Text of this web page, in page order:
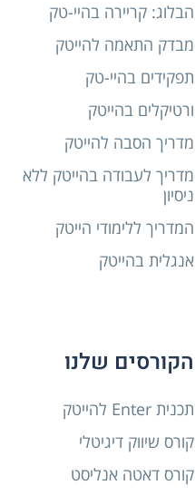
הבלוג: קריירה בהיי-טק
מבדק התאמה להייטק
תפקידים בהיי-טק
ורטיקלים בהייטק
מדריך הסבה להייטק
מדריך לעבודה בהייטק ללא
ניסיון
המדריך ללימודי הייטק
אנגלית בהייטק
הקורסים שלנו
תכנית Enter להייטק
קורס שיווק דיגיטלי
קורס דאטה אנליסט